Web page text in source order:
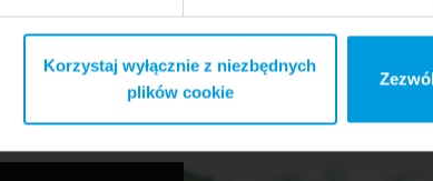
Korzystaj wyłącznie z niezbędnych
plików cookie
usługa. Współpracowała z międzynarodowymi
pracuje jako UX Researcher w Vasco Electronics.
Uniwersytetu SWPS